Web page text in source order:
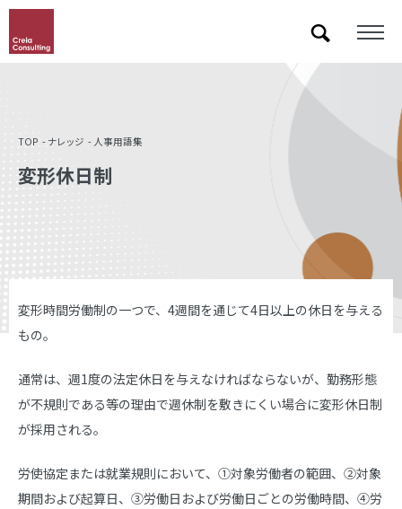
「&」などの記号を含むキーワードで検索した際に検索結果が正しく表示されない場合があります。
その場合は記号に続いて半角スペースを挿入して検索し直してください。
TOP ナレッジ 人事用語集
変形休日制
変形時間労働制の一つで、4週間を通じて4日以上の休日を与える
もの。
通常は、週1度の法定休日を与えなければならないが、勤務形態
が不規則である等の理由で週休制を敷きにくい場合に変形休日制
が採用される。
労使協定または就業規則において、①対象労働者の範囲、②対象
期間および起算日、③労働日および労働日ごとの労働時間、④労